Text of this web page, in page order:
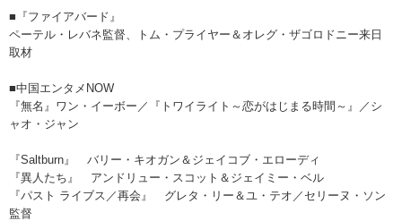
■『ファイアバード』
ペーテル・レバネ監督、トム・プライヤー＆オレグ・ザゴロドニー来日
取材
■中国エンタメNOW
『無名』ワン・イーボー／『トワイライト～恋がはじまる時間～』／シ
ャオ・ジャン
『Saltburn』 バリー・キオガン＆ジェイコブ・エローディ
『異人たち』 アンドリュー・スコット＆ジェイミー・ベル
『パスト ライブス／再会』 グレタ・リー＆ユ・テオ／セリーヌ・ソン
監督